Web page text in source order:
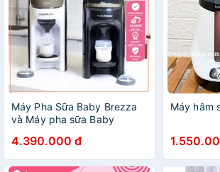
Máy Pha Sữa Baby Brezza
và Máy pha sữa Baby
Advanced Phiên Bản Mới
Nhất 2023 Hàng Chính Hãng
4.390.000 đ
Máy hâm